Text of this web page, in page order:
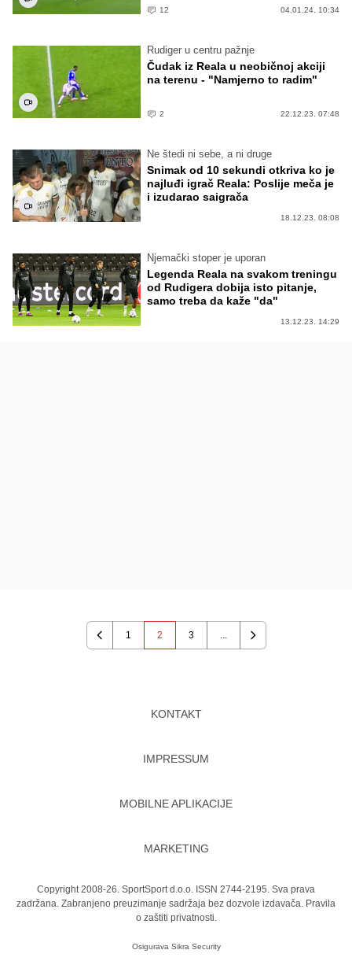
12 04.01.24. 10:34
Rudiger u centru pažnje
Čudak iz Reala u neobičnoj akciji
na terenu - "Namjerno to radim"
2 22.12.23. 07:48
Ne štedi ni sebe, a ni druge
Snimak od 10 sekundi otkriva ko je
najluđi igrač Reala: Poslije meča je
i izudarao saigrača
18.12.23. 08:08
Njemački stoper je uporan
Legenda Reala na svakom treningu
od Rudigera dobija isto pitanje,
samo treba da kaže "da"
13.12.23. 14:29
Previous
1 2 3 ...
Next
KONTAKT
IMPRESSUM
MOBILNE APLIKACIJE
MARKETING
Copyright 2008-26. SportSport d.o.o. ISSN 2744-2195. Sva prava
zadržana. Zabranjeno preuzimanje sadržaja bez dozvole izdavača. Pravila
o zaštiti privatnosti.
Osigurava Sikra Security